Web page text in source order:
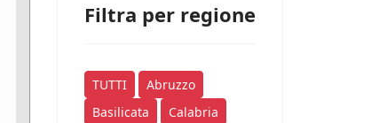
Filtra per regione
TUTTI
Abruzzo
Basilicata
Calabria